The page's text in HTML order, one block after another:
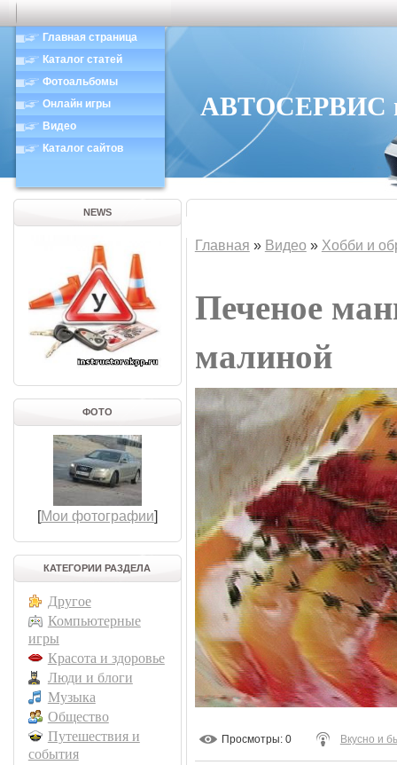
Главная страница
Каталог статей
Фотоальбомы
Онлайн игры
Видео
Каталог сайтов
АВТОСЕРВИС в
NEWS
ФОТО
[Мои фотографии]
КАТЕГОРИИ РАЗДЕЛА
Другое
Компьютерные
игры
Красота и здоровье
Люди и блоги
Музыка
Общество
Путешествия и
события
Главная » Видео » Хобби и
Печеное
малиной
Просмотры: 0 Вкусно и